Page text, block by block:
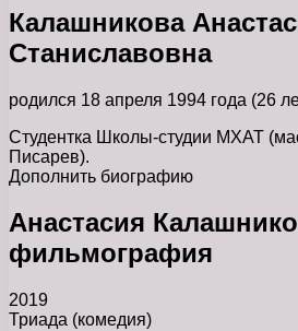
Калашникова
Станиславовна
родился 18 апреля 1994 года (26
Студентка Школы-студии МХАТ
Писарев).
Дополнить биографию
Анастасия
фильмография
2019
Триада (комедия)